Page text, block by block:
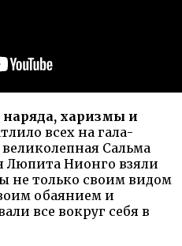
наряда, харизмы и
всех на гала-
Сальма
Люпита Нионго взяли
не только своим видом
обаянием и
все вокруг себя в